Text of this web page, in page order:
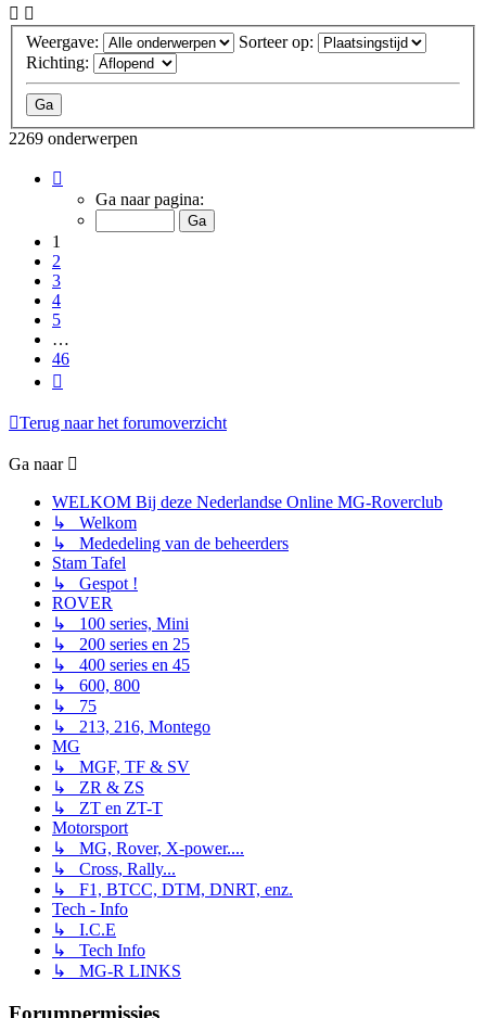
Weergave:
Sorteer op:
Richting:
2269 onderwerpen
van
Ga naar pagina:
1
2
3
4
5
…
46
Terug naar het forumoverzicht
Ga naar
WELKOM Bij deze Nederlandse Online MG-Roverclub
↳ Welkom
↳ Mededeling van de beheerders
Stam Tafel
↳ Gespot !
ROVER
↳ 100 series, Mini
↳ 200 series en 25
↳ 400 series en 45
↳ 600, 800
↳ 75
↳ 213, 216, Montego
MG
↳ MGF, TF & SV
↳ ZR & ZS
↳ ZT en ZT-T
Motorsport
↳ MG, Rover, X-power....
↳ Cross, Rally...
↳ F1, BTCC, DTM, DNRT, enz.
Tech - Info
↳ I.C.E
↳ Tech Info
↳ MG-R LINKS
Forumpermissies